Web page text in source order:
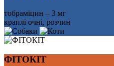
тобраміцин – 3 мг
краплі очні, розчин
ФІТОКІТ